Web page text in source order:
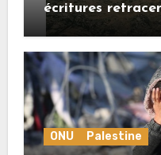
écritures
crimes sionistes
ONU Palestine